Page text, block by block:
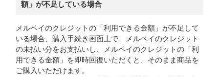
額」が不足している場合
メルペイのクレジットの「利用できる金額」が不足して
いる場合、購入手続き画面上で、メルペイのクレジット
の未払い分をお支払いし、メルペイのクレジットの「利
用できる金額」を即時回復いただくと、そのまま商品を
ご購入いただけます。